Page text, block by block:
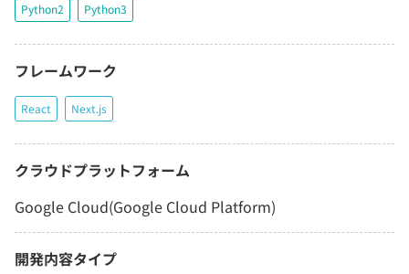
Python2 Python3
フレームワーク
React Next.js
クラウドプラットフォーム
Google Cloud(Google Cloud Platform)
開発内容タイプ